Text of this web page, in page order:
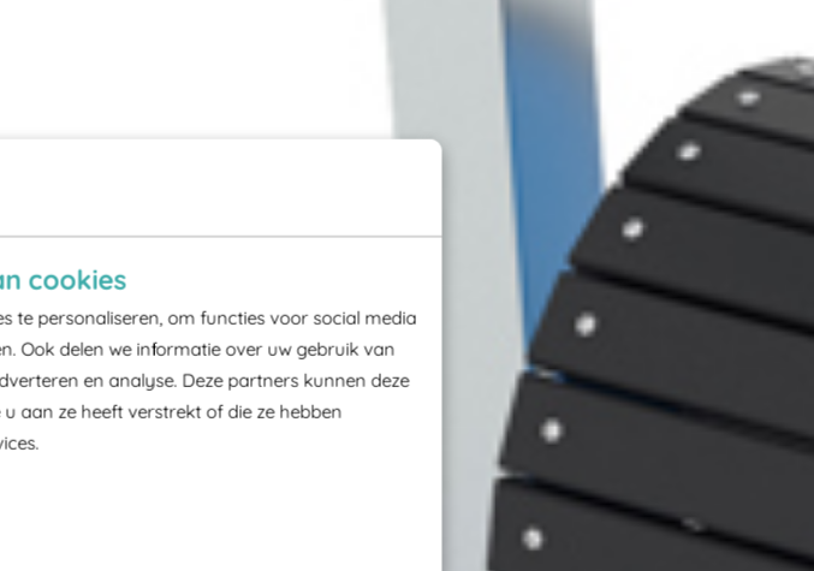
cookies
te personaliseren, om functies voor social media
Ook delen we informatie over uw gebruik van
en analyse. Deze partners kunnen deze
aan ze heeft verstrekt of die ze hebben